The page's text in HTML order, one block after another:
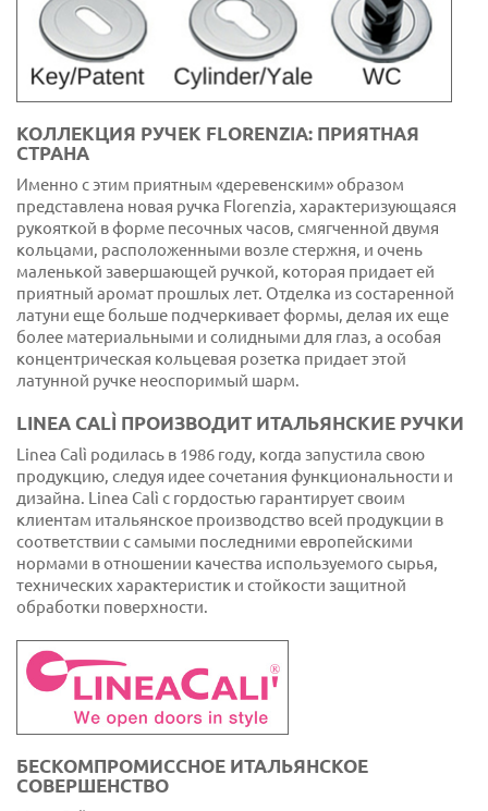
КОЛЛЕКЦИЯ РУЧЕК FLORENZIA: ПРИЯТНАЯ
СТРАНА
Именно с этим приятным «деревенским» образом
представлена новая ручка Florenzia, характеризующаяся
рукояткой в форме песочных часов, смягченной двумя
кольцами, расположенными возле стержня, и очень
маленькой завершающей ручкой, которая придает ей
приятный аромат прошлых лет. Отделка из состаренной
латуни еще больше подчеркивает формы, делая их еще
более материальными и солидными для глаз, а особая
концентрическая кольцевая розетка придает этой
латунной ручке неоспоримый шарм.
LINEA CALÌ ПРОИЗВОДИТ ИТАЛЬЯНСКИЕ РУЧКИ
Linea Calì родилась в 1986 году, когда запустила свою
продукцию, следуя идее сочетания функциональности и
дизайна. Linea Calì с гордостью гарантирует своим
клиентам итальянское производство всей продукции в
соответствии с самыми последними европейскими
нормами в отношении качества используемого сырья,
технических характеристик и стойкости защитной
обработки поверхности.
БЕСКОМПРОМИССНОЕ ИТАЛЬЯНСКОЕ
СОВЕРШЕНСТВО